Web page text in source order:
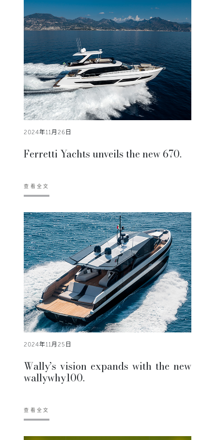
2024年11月26日
Ferretti Yachts unveils the new 670.
查看全文
2024年11月25日
Wally’s vision expands with the new
wallywhy100.
查看全文